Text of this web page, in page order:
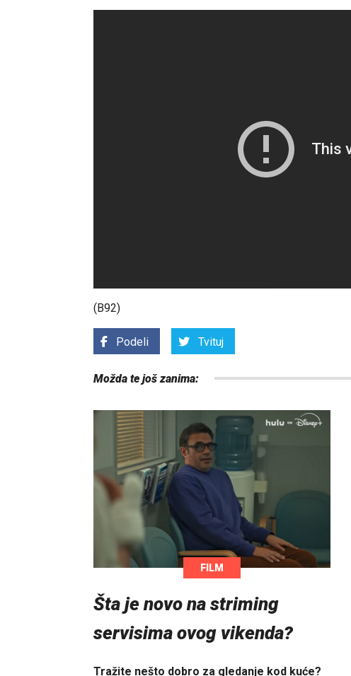
(B92)
Podeli Tvituj
Možda te još zanima:
FILM
Šta je novo na striming
servisima ovog vikenda?
Tražite nešto dobro za gledanje kod kuće?